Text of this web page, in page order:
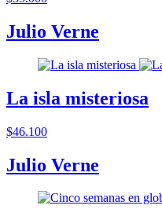
Julio Verne
La isla misteriosa
$46.100
Julio Verne